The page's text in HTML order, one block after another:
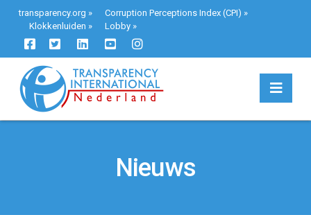
transparency.org » Corruption Perceptions Index (CPI) »
Klokkenluiden » Lobby»
Nieuws